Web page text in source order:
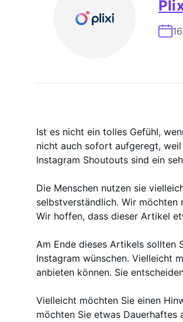
Ist es nicht ein tolles Gefühl,
nicht auch sofort aufgeregt, weil
Instagram Shoutouts sind ein
Die Menschen nutzen sie
selbstverständlich. Wir möchten
Wir hoffen, dass dieser Artikel
Am Ende dieses Artikels sollten
Instagram wünschen. Vielleicht
anbieten können. Sie
Vielleicht möchten Sie einen
möchten Sie etwas